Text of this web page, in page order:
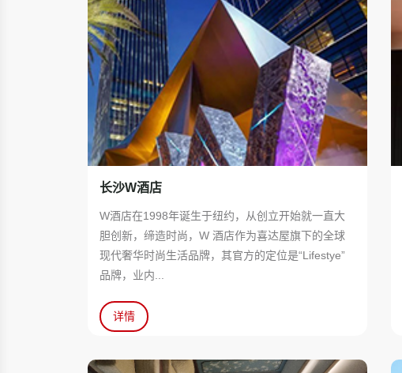
长沙W酒店
W酒店在1998年诞生于纽约，从创立开始就一直大
胆创新，缔造时尚，W 酒店作为喜达屋旗下的全球
现代奢华时尚生活品牌，其官方的定位是“Lifestye”
品牌，业内...
详情